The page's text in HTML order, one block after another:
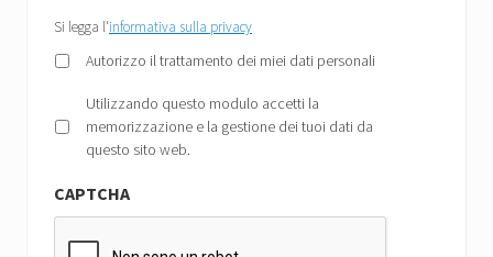
Si
l'informativa
privacy
*
Si legga l'informativa sulla privacy
Autorizzo il trattamento dei miei dati personali
Privacy *
Utilizzando questo modulo accetti la
memorizzazione e la gestione dei tuoi dati da
questo sito web.
CAPTCHA